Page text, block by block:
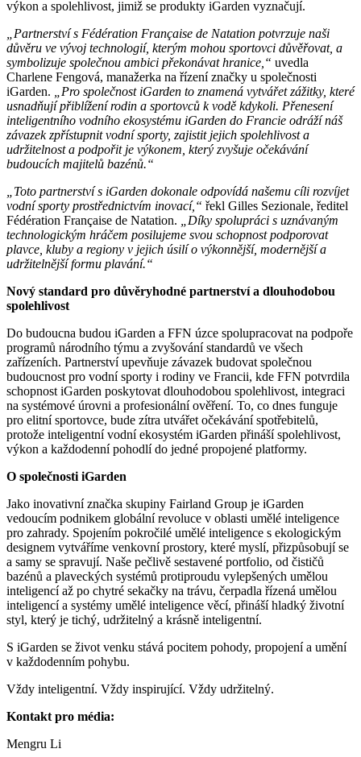
výkon a spolehlivost, jimiž se produkty iGarden vyznačují.
„Partnerství s Fédération Française de Natation potvrzuje naši
důvěru ve vývoj technologií, kterým mohou sportovci důvěřovat, a
symbolizuje společnou ambici překonávat hranice,“ uvedla
Charlene Fengová, manažerka na řízení značky u společnosti
iGarden.
„Pro společnost iGarden to znamená vytvářet zážitky, které
usnadňují přiblížení rodin a sportovců k vodě kdykoli. Přenesení
inteligentního vodního ekosystému iGarden do Francie odráží náš
závazek zpřístupnit vodní sporty, zajistit jejich spolehlivost a
udržitelnost a podpořit je výkonem, který zvyšuje očekávání
budoucích majitelů bazénů.“
„Toto partnerství s iGarden dokonale odpovídá našemu cíli rozvíjet
vodní sporty prostřednictvím inovací,“ řekl Gilles Sezionale, ředitel
Fédération Française de Natation.
„Díky spolupráci s uznávaným
technologickým hráčem posilujeme svou schopnost podporovat
plavce, kluby a regiony v jejich úsilí o výkonnější, modernější a
udržitelnější formu plavání.“
Nový standard pro důvěryhodné partnerství a dlouhodobou
spolehlivost
Do budoucna budou iGarden a FFN úzce spolupracovat na podpoře
programů národního týmu a zvyšování standardů ve všech
zařízeních. Partnerství upevňuje závazek budovat společnou
budoucnost pro vodní sporty i rodiny ve Francii, kde FFN potvrdila
schopnost iGarden poskytovat dlouhodobou spolehlivost, integraci
na systémové úrovni a profesionální ověření. To, co dnes funguje
pro elitní sportovce, bude zítra utvářet očekávání spotřebitelů,
protože inteligentní vodní ekosystém iGarden přináší spolehlivost,
výkon a každodenní pohodlí do jedné propojené platformy.
O společnosti iGarden
Jako inovativní značka skupiny Fairland Group je iGarden
vedoucím podnikem globální revoluce v oblasti umělé inteligence
pro zahrady. Spojením pokročilé umělé inteligence s ekologickým
designem vytváříme venkovní prostory, které myslí, přizpůsobují se
a samy se spravují. Naše pečlivě sestavené portfolio, od čističů
bazénů a plaveckých systémů protiproudu vylepšených umělou
inteligencí až po chytré sekačky na trávu, čerpadla řízená umělou
inteligencí a systémy umělé inteligence věcí, přináší hladký životní
styl, který je tichý, udržitelný a krásně inteligentní.
S iGarden se život venku stává pocitem pohody, propojení a umění
v každodenním pohybu.
Vždy inteligentní. Vždy inspirující. Vždy udržitelný.
Kontakt pro média:
Mengru Li